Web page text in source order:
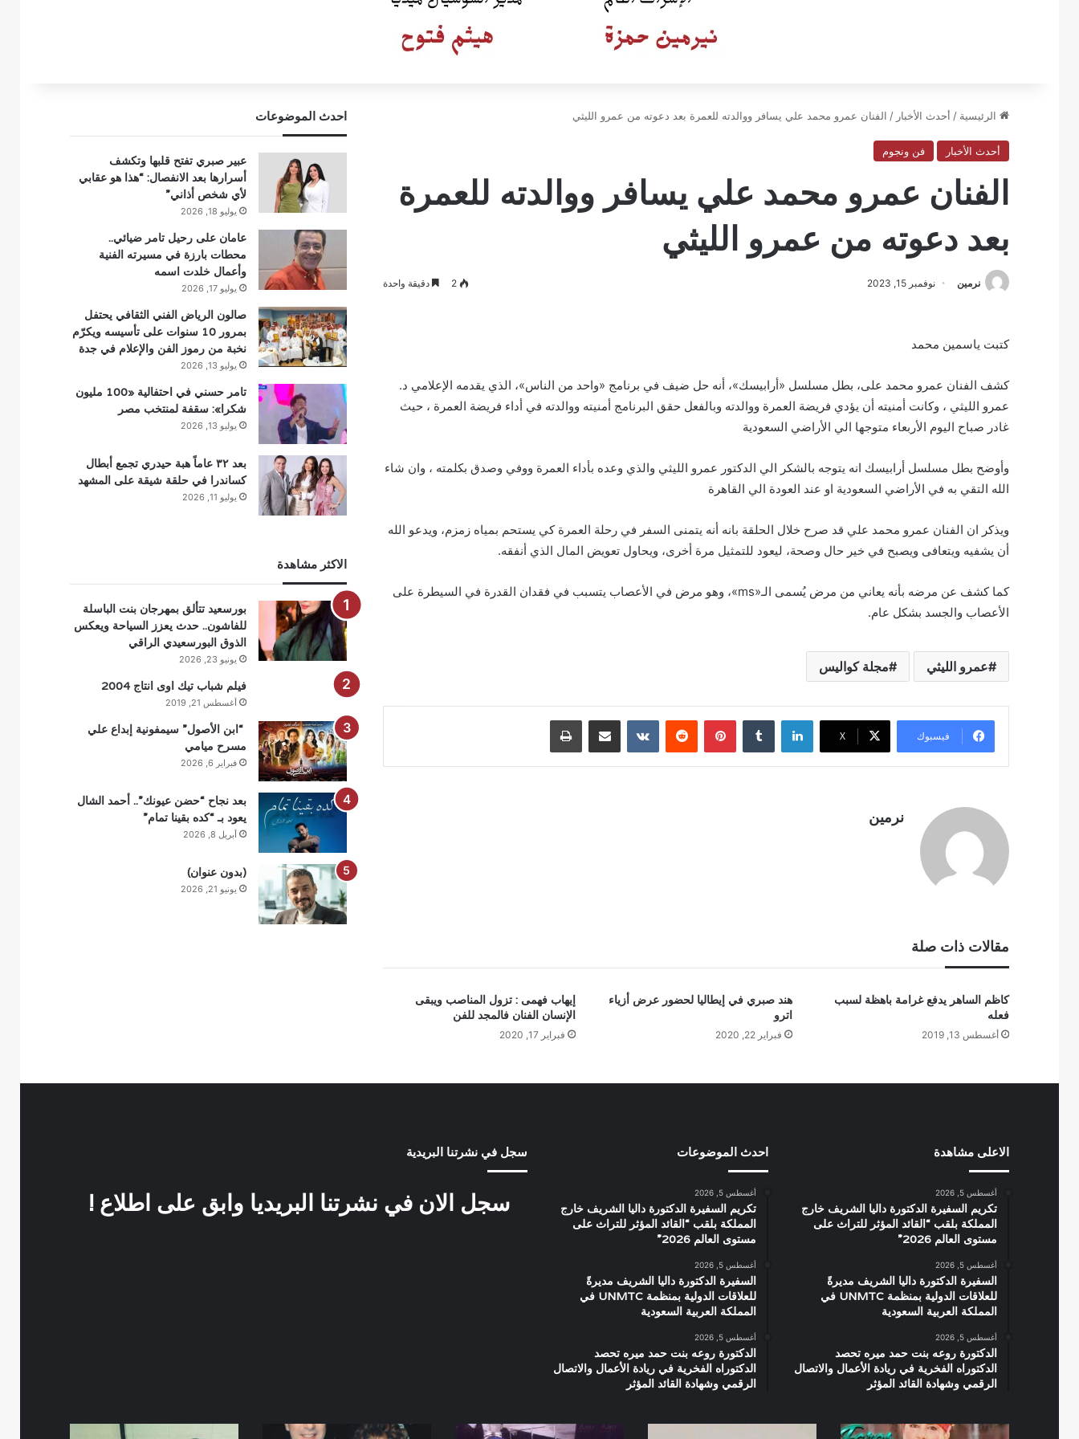
الرئيسية / أحدث الأخبار / الفنان عمرو محمد علي يسافر ووالدته للعمرة بعد دعوته من عمرو الليثي
أحدث الأخبار فن ونجوم
الفنان عمرو محمد علي يسافر ووالدته للعمرة
بعد دعوته من عمرو الليثي
نرمين نوفمبر 15, 2023 2 دقيقة واحدة
كتبت ياسمين محمد
كشف الفنان عمرو محمد على، بطل مسلسل «أرابيسك»، أنه حل ضيف في برنامج «واحد من الناس»، الذي يقدمه الإعلامي د.
عمرو الليثي ، وكانت أمنيته أن يؤدي فريضة العمرة ووالدته وبالفعل حقق البرنامج أمنيته ووالدته في أداء فريضة العمرة ، حيث
غادر صباح اليوم الأربعاء متوجها الي الأراضي السعودية
وأوضح بطل مسلسل أرابيسك انه يتوجه بالشكر الي الدكتور عمرو الليثي والذي وعده بأداء العمرة ووفي وصدق بكلمته ، وان شاء
الله التقي به في الأراضي السعودية او عند العودة الي القاهرة
ويذكر ان الفنان عمرو محمد علي قد صرح خلال الحلقة بانه أنه يتمنى السفر في رحلة العمرة كي يستحم بمياه زمزم، ويدعو الله
أن يشفيه ويتعافى ويصبح في خير حال وصحة، ليعود للتمثيل مرة أخرى، ويحاول تعويض المال الذي أنفقه.
كما كشف عن مرضه بأنه يعاني من مرض يُسمى الـ«ms»، وهو مرض في الأعصاب يتسبب في فقدان القدرة في السيطرة على
الأعصاب والجسد بشكل عام.
عمرو الليثي مجلة كواليس
فيسبوك ‫X
لينكدإن بينتيريست مشاركة عبر البريد طباعة
نرمين
مقالات ذات صلة
كاظم الساهر يدفع غرامة باهظة لسبب
فعله
أغسطس 13, 2019
هند صبري في إيطاليا لحضور عرض أزياء
اترو
فبراير 22, 2020
إيهاب فهمى : تزول المناصب ويبقى
الإنسان الفنان فالمجد للفن
فبراير 17, 2020
احدث الموضوعات
عبير صبري تفتح قلبها وتكشف
أسرارها بعد الانفصال: “هذا هو عقابي
لأي شخص أذاني”
يوليو 18, 2026
عامان على رحيل تامر ضيائي..
محطات بارزة في مسيرته الفنية
وأعمال خلدت اسمه
يوليو 17, 2026
صالون الرياض الفني الثقافي يحتفل
بمرور 10 سنوات على تأسيسه ويكرّم
نخبة من رموز الفن والإعلام في جدة
يوليو 13, 2026
تامر حسني في احتفالية «100 مليون
شكرا»: سقفة لمنتخب مصر
يوليو 13, 2026
بعد ٣٢ عاماً هبة حيدري تجمع أبطال
كساندرا في حلقة شيقة على المشهد
يوليو 11, 2026
الاكثر مشاهدة
بورسعيد تتألق بمهرجان بنت الباسلة
للفاشون.. حدث يعزز السياحة ويعكس
الذوق البورسعيدي الراقي
يونيو 23, 2026
فيلم شباب تيك اوى انتاج 2004
أغسطس 21, 2019
“ابن الأصول” سيمفونية إبداع علي
مسرح ميامي
فبراير 6, 2026
بعد نجاح “حضن عيونك”.. أحمد الشال
يعود بـ “كده بقينا تمام”
أبريل 8, 2026
(بدون عنوان)
يونيو 21, 2026
الاعلى مشاهدة
أغسطس 5, 2026
تكريم السفيرة الدكتورة داليا الشريف خارج
المملكة بلقب “القائد المؤثر للتراث على
مستوى العالم 2026”
أغسطس 5, 2026
السفيرة الدكتورة داليا الشريف مديرةً
للعلاقات الدولية بمنظمة UNMTC في
المملكة العربية السعودية
أغسطس 5, 2026
الدكتورة روعه بنت حمد ميره تحصد
الدكتوراه الفخرية في ريادة الأعمال والاتصال
الرقمي وشهادة القائد المؤثر
احدث الموضوعات
أغسطس 5, 2026
تكريم السفيرة الدكتورة داليا الشريف خارج
المملكة بلقب “القائد المؤثر للتراث على
مستوى العالم 2026”
أغسطس 5, 2026
السفيرة الدكتورة داليا الشريف مديرةً
للعلاقات الدولية بمنظمة UNMTC في
المملكة العربية السعودية
أغسطس 5, 2026
الدكتورة روعه بنت حمد ميره تحصد
الدكتوراه الفخرية في ريادة الأعمال والاتصال
الرقمي وشهادة القائد المؤثر
سجل في نشرتنا البريدية
سجل الان في نشرتنا البريديا وابق على اطلاع !
نجلاء صورة العرض